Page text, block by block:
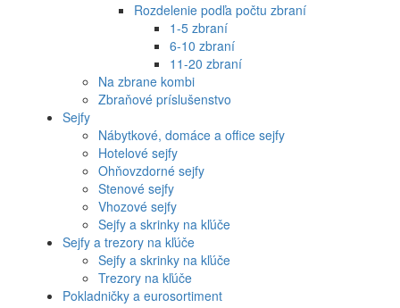
Rozdelenie podľa počtu zbraní
1-5 zbraní
6-10 zbraní
11-20 zbraní
Na zbrane kombi
Zbraňové príslušenstvo
Sejfy
Nábytkové, domáce a office sejfy
Hotelové sejfy
Ohňovzdorné sejfy
Stenové sejfy
Vhozové sejfy
Sejfy a skrinky na kľúče
Sejfy a trezory na kľúče
Sejfy a skrinky na kľúče
Trezory na kľúče
Pokladničky a eurosortiment